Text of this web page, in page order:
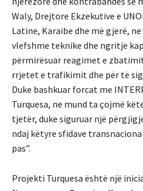
Waly, Drejtore Ekzekutive e
Latine, Karaibe dhe më gjerë,
vlefshme teknike dhe ngritje
përmirësuar reagimet e
rrjetet e trafikimit dhe për të
Duke bashkuar forcat me
Turquesa, ne mund ta çojmë
tjetër, duke siguruar një
ndaj këtyre sfidave
pas”.
Projekti Turquesa është një